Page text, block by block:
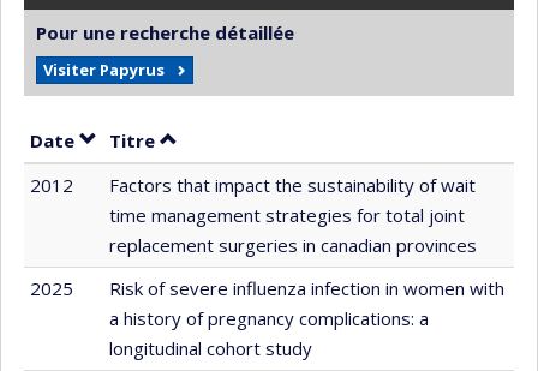
Pour une recherche détaillée
Visiter Papyrus
Date Trier par date en ordre croissant
Titre Trier par titre en ordre croissant
2012
Factors that impact the sustainability of wait
time management strategies for total joint
replacement surgeries in canadian provinces
2025
Risk of severe influenza infection in women with
a history of pregnancy complications: a
longitudinal cohort study